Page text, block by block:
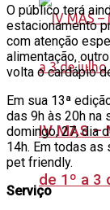
IV MAS –
de 1º a 3
O público terá
estacionamento
com atenção
alimentação,
volta o cardápio
Em sua 13ª
das 9h às 20h na
domingo, 27, dia
14h. Em todas as
pet friendly.
Serviço